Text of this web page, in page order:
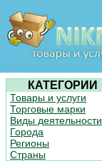
КАТЕГОРИИ
Товары и услуги
Торговые марки
Виды деятельности
Города
Регионы
Страны